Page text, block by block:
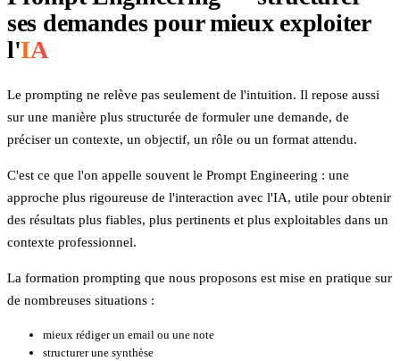
ses demandes pour mieux exploiter
l'IA
Le prompting ne relève pas seulement de l'intuition. Il repose aussi
sur une manière plus structurée de formuler une demande, de
préciser un contexte, un objectif, un rôle ou un format attendu.
C'est ce que l'on appelle souvent le Prompt Engineering : une
approche plus rigoureuse de l'interaction avec l'IA, utile pour obtenir
des résultats plus fiables, plus pertinents et plus exploitables dans un
contexte professionnel.
La formation prompting que nous proposons est mise en pratique sur
de nombreuses situations :
mieux rédiger un email ou une note
structurer une synthèse